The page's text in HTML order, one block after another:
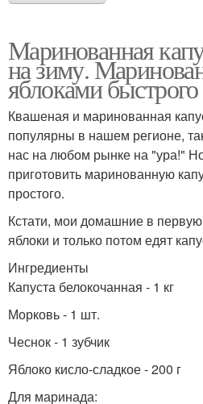
Маринованная
на зиму.
яблоками
Квашеная и маринованная
популярны в нашем регионе,
нас на любом рынке на "ура!"
приготовить маринованную
простого.
Кстати, мои домашние в
яблоки и только потом едят
Ингредиенты
Капуста белокочанная - 1 кг
Морковь - 1 шт.
Чеснок - 1 зубчик
Яблоко кисло-сладкое - 200 г
Для маринада: